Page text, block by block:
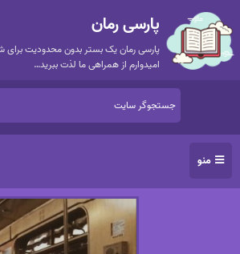
پارسی رمان
پارسی رمان یک بستر بدون محدودیت برای
امیدوارم از همراهی ما لذت ببرید…
منو